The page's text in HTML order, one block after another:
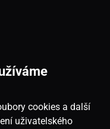
údajů
cookies a další
uživatelského